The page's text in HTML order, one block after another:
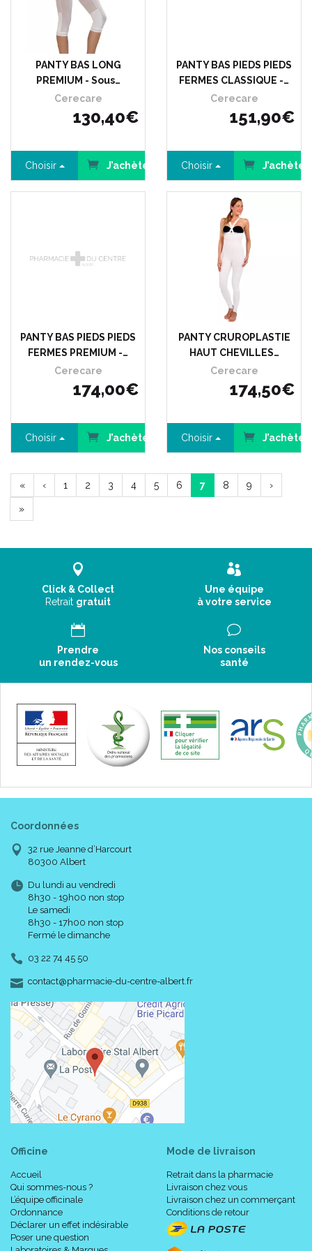
PANTY BAS LONG
PREMIUM - Sous…
Cerecare
130,40€
Choisir J’achète
PANTY BAS PIEDS PIEDS
FERMES CLASSIQUE -…
Cerecare
151,90€
Choisir J’achète
PANTY BAS PIEDS PIEDS
FERMES PREMIUM -…
Cerecare
174,00€
Choisir J’achète
PANTY CRUROPLASTIE
HAUT CHEVILLES…
Cerecare
174,50€
Choisir J’achète
« ‹ 1 2 3 4 5 6 7 8 9 ›
»
Click & Collect
Retrait gratuit
Une équipe
à votre service
Prendre
un rendez-vous
Nos conseils
santé
Coordonnées
32 rue Jeanne d’Harcourt
80300 Albert
Du lundi au vendredi
8h30 - 19h00 non stop
Le samedi
8h30 - 17h00 non stop
Fermé le dimanche
03 22 74 45 50
contact-
@-
pharmacie-du-centre-albert.fr
Officine
Accueil
Qui sommes-nous ?
L’équipe officinale
Ordonnance
Déclarer un effet indésirable
Poser une question
Mode de livraison
Retrait dans la pharmacie
Livraison chez vous
Livraison chez un commerçant
Conditions de retour